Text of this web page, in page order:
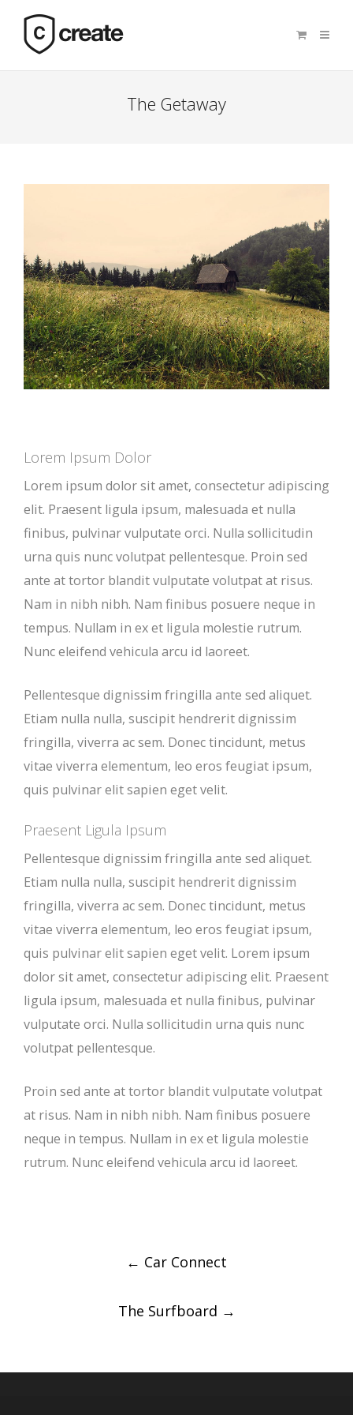
The Getaway
Lorem Ipsum Dolor
Lorem ipsum dolor sit amet, consectetur adipiscing
elit. Praesent ligula ipsum, malesuada et nulla
finibus, pulvinar vulputate orci. Nulla sollicitudin
urna quis nunc volutpat pellentesque. Proin sed
ante at tortor blandit vulputate volutpat at risus.
Nam in nibh nibh. Nam finibus posuere neque in
tempus. Nullam in ex et ligula molestie rutrum.
Nunc eleifend vehicula arcu id laoreet.
Pellentesque dignissim fringilla ante sed aliquet.
Etiam nulla nulla, suscipit hendrerit dignissim
fringilla, viverra ac sem. Donec tincidunt, metus
vitae viverra elementum, leo eros feugiat ipsum,
quis pulvinar elit sapien eget velit.
Praesent Ligula Ipsum
Pellentesque dignissim fringilla ante sed aliquet.
Etiam nulla nulla, suscipit hendrerit dignissim
fringilla, viverra ac sem. Donec tincidunt, metus
vitae viverra elementum, leo eros feugiat ipsum,
quis pulvinar elit sapien eget velit. Lorem ipsum
dolor sit amet, consectetur adipiscing elit. Praesent
ligula ipsum, malesuada et nulla finibus, pulvinar
vulputate orci. Nulla sollicitudin urna quis nunc
volutpat pellentesque.
Proin sed ante at tortor blandit vulputate volutpat
at risus. Nam in nibh nibh. Nam finibus posuere
neque in tempus. Nullam in ex et ligula molestie
rutrum. Nunc eleifend vehicula arcu id laoreet.
← Car Connect
The Surfboard →